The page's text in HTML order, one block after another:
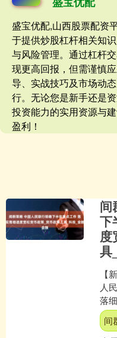
盛宝优配,山西股票配资
于提供炒股杠杆相关知
与风险管理。通过杠杆
现更高回报，但需谨慎
导、实战技巧及市场动
行。无论您是新手还是
投资能力的实用资源与
盈利！
间
下
度
具
【
人
落
技
贸间